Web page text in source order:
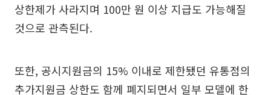
상한제가 사라지며 100만 원 이상 지급도 가능해질
것으로 관측된다.
또한, 공시지원금의 15% 이내로 제한됐던 유통점의
추가지원금 상한도 함께 폐지되면서 일부 모델에 한